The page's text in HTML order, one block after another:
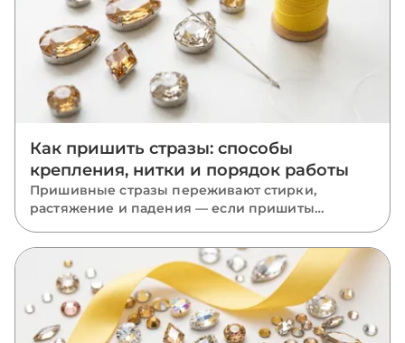
Как пришить стразы: способы
крепления, нитки и порядок работы
Пришивные стразы переживают стирки,
растяжение и падения — если пришиты
вести стежки через отверстия, чем отличается
крепление капли, риволи и ромба и какие
ошибки роняют камни.